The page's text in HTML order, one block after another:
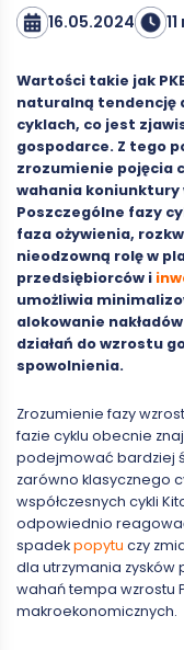
16.05.2024
Wartości takie jak
naturalną tendencję
cyklach, co jest
gospodarce. Z tego
zrozumienie pojęcia
wahania koniunktury
Poszczególne fazy
faza ożywienia,
nieodzowną rolę w
przedsiębiorców i
umożliwia
alokowanie
działań do wzrostu
spowolnienia.
Zrozumienie fazy
fazie cyklu obecnie
podejmować bardziej
zarówno klasycznego
współczesnych cykli
odpowiednio
spadekpopytu czy
dla utrzymania zysków
wahań tempa wzrostu
makroekonomicznych.